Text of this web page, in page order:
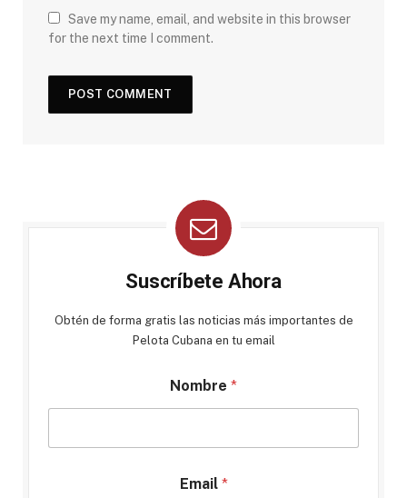
Save my name, email, and website in this browser
for the next time I comment.
Suscríbete Ahora
Obtén de forma gratis las noticias más importantes de
Pelota Cubana en tu email
Nombre *
Email *